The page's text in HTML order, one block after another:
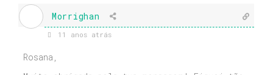
Morrighan
11 anos atrás
Rosana,